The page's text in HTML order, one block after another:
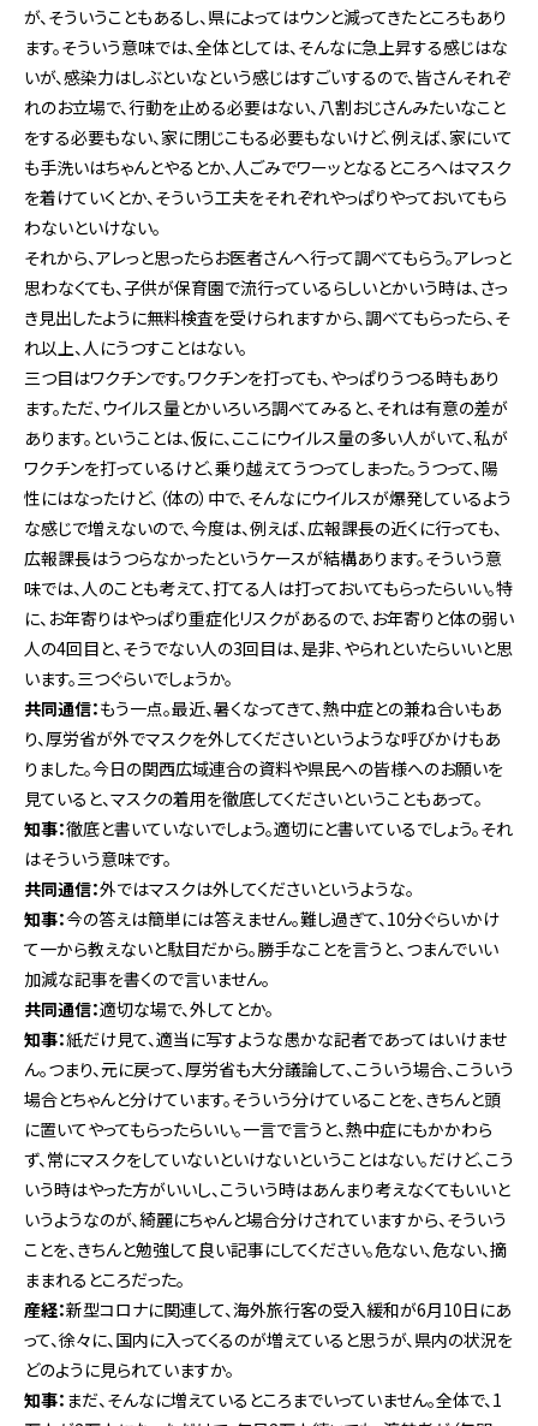
が、そういうこともあるし、県によってはウンと減ってきたところもあり
ます。そういう意味では、全体としては、そんなに急上昇する感じはな
いが、感染力はしぶといなという感じはすごいするので、皆さんそれぞ
れのお立場で、行動を止める必要はない、八割おじさんみたいなこと
をする必要もない、家に閉じこもる必要もないけど、例えば、家にいて
も手洗いはちゃんとやるとか、人ごみでワーッとなるところへはマスク
を着けていくとか、そういう工夫をそれぞれやっぱりやっておいてもら
わないといけない。
それから、アレっと思ったらお医者さんへ行って調べてもらう。アレっと
思わなくても、子供が保育園で流行っているらしいとかいう時は、さっ
き見出したように無料検査を受けられますから、調べてもらったら、そ
れ以上、人にうつすことはない。
三つ目はワクチンです。ワクチンを打っても、やっぱりうつる時もあり
ます。ただ、ウイルス量とかいろいろ調べてみると、それは有意の差が
あります。ということは、仮に、ここにウイルス量の多い人がいて、私が
ワクチンを打っているけど、乗り越えてうつってしまった。うつって、陽
性にはなったけど、（体の）中で、そんなにウイルスが爆発しているよう
な感じで増えないので、今度は、例えば、広報課長の近くに行っても、
広報課長はうつらなかったというケースが結構あります。そういう意
味では、人のことも考えて、打てる人は打っておいてもらったらいい。特
に、お年寄りはやっぱり重症化リスクがあるので、お年寄りと体の弱い
人の4回目と、そうでない人の3回目は、是非、やられといたらいいと思
います。三つぐらいでしょうか。
共同通信：もう一点。最近、暑くなってきて、熱中症との兼ね合いもあ
り、厚労省が外でマスクを外してくださいというような呼びかけもあ
りました。今日の関西広域連合の資料や県民への皆様へのお願いを
見ていると、マスクの着用を徹底してくださいということもあって。
知事：徹底と書いていないでしょう。適切にと書いているでしょう。それ
はそういう意味です。
共同通信：外ではマスクは外してくださいというような。
知事：今の答えは簡単には答えません。難し過ぎて、10分ぐらいかけ
て一から教えないと駄目だから。勝手なことを言うと、つまんでいい
加減な記事を書くので言いません。
共同通信：適切な場で、外してとか。
知事：紙だけ見て、適当に写すような愚かな記者であってはいけませ
ん。つまり、元に戻って、厚労省も大分議論して、こういう場合、こういう
場合とちゃんと分けています。そういう分けていることを、きちんと頭
に置いてやってもらったらいい。一言で言うと、熱中症にもかかわら
ず、常にマスクをしていないといけないということはない。だけど、こう
いう時はやった方がいいし、こういう時はあんまり考えなくてもいいと
いうようなのが、綺麗にちゃんと場合分けされていますから、そういう
ことを、きちんと勉強して良い記事にしてください。危ない、危ない、摘
ままれるところだった。
産経：新型コロナに関連して、海外旅行客の受入緩和が6月10日にあ
って、徐々に、国内に入ってくるのが増えていると思うが、県内の状況を
どのように見られていますか。
知事： まだ、そんなに増えているところまでいっていません。全体で、1